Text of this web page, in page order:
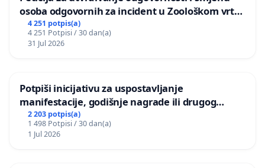
osoba odgovornih za incident u Zoološkom vrtu
Grada Zagreba
4 251 potpis(a)
4 251 Potpisi / 30 dan(a)
31 Jul 2026
Potpiši inicijativu za uspostavljanje
manifestacije, godišnje nagrade ili drugog
javnog događaja „Edin Avdić“ u Sarajevu
2 203 potpis(a)
1 498 Potpisi / 30 dan(a)
1 Jul 2026